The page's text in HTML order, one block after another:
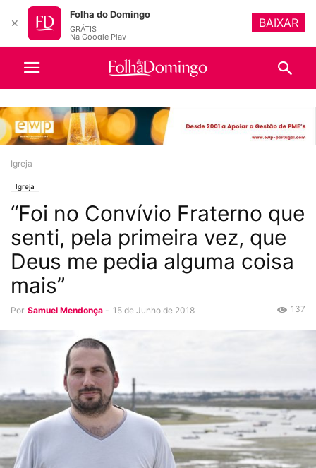
Igreja
Igreja
“Foi no Convívio Fraterno que
senti, pela primeira vez, que
Deus me pedia alguma coisa
mais”
Por Samuel Mendonça - 15 de Junho de 2018 137
✕
Folha do Domingo
GRÁTIS
Na Google Play
BAIXAR